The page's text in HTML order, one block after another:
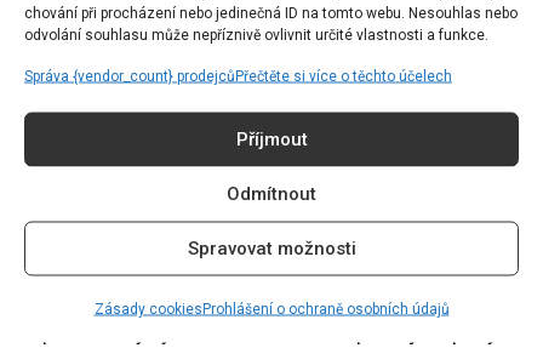
chování při procházení nebo jedinečná ID na tomto webu. Nesouhlas nebo
odvolání souhlasu může nepříznivě ovlivnit určité vlastnosti a funkce.
Správa {vendor_count} prodejcůPřečtěte si více o těchto účelech
Příjmout
Odmítnout
Spravovat možnosti
Zásady cookiesProhlášení o ochraně osobních údajů
Právě tak si z pohybu snáze vybudujete návyk a
budete mít skvělou motivaci. Kromě zaznamenávání
trasy a počtu kroků budete mít přehled také o své
srdeční frekvenci. A pokud nebudete mít chuť na
běh? Nevadí. Dopřejete si odpočinek a nebudete
platit žádné storno poplatky za nedostavení se na
lekci ani nebudete mít špatný pocit z toho, že si